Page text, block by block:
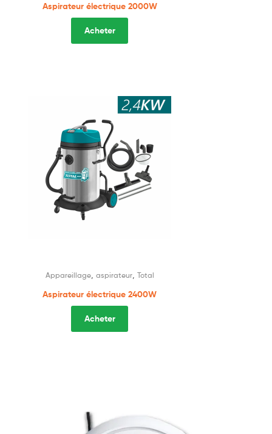
Aspirateur électrique 2000W
Acheter
Appareillage, aspirateur, Total
Aspirateur électrique 2400W
Acheter